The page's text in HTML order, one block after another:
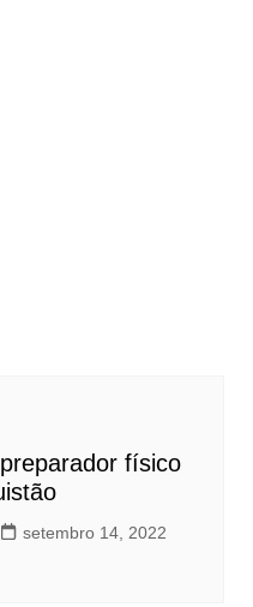
preparador físico
setembro 14, 2022